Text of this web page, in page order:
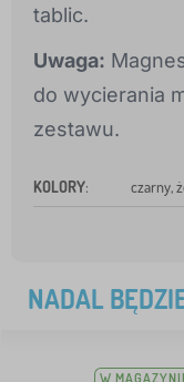
tablic.
Uwaga:
do wycierania
zestawu.
KOLORY: czarny,
NADAL
W